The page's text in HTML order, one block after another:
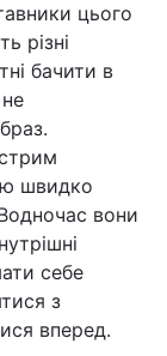
цього
різні
бачити в
швидко
вони
себе
з
вперед.